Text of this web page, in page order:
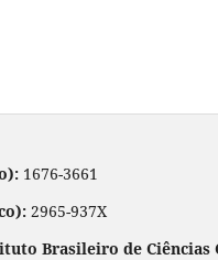
1676-3661
2965-937X
Brasileiro de Ciências